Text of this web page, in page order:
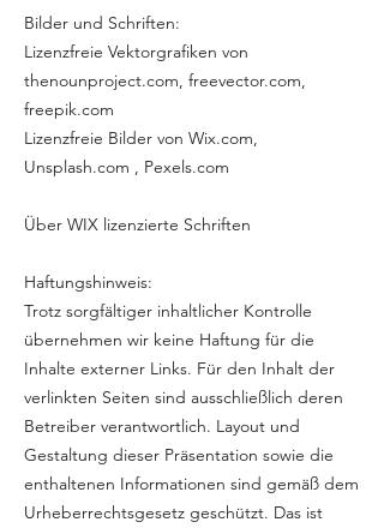
Bilder und Schriften:
Lizenzfreie Vektorgrafiken von
thenounproject.com, freevector.com,
freepik.com
Lizenzfreie Bilder von Wix.com,
Unsplash.com , Pexels.com
Über WIX lizenzierte Schriften
Haftungshinweis:
Trotz sorgfältiger inhaltlicher Kontrolle
übernehmen wir keine Haftung für die
Inhalte externer Links. Für den Inhalt der
verlinkten Seiten sind ausschließlich deren
Betreiber verantwortlich. Layout und
Gestaltung dieser Präsentation sowie die
enthaltenen Informationen sind gemäß dem
Urheberrechtsgesetz geschützt. Das ist